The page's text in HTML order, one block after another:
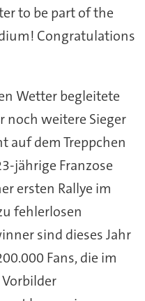
to be part of the
Congratulations
Wetter begleitete
noch weitere Sieger
auf dem Treppchen
jährige Franzose
ersten Rallye im
fehlerlosen
sind dieses Jahr
Fans, die im